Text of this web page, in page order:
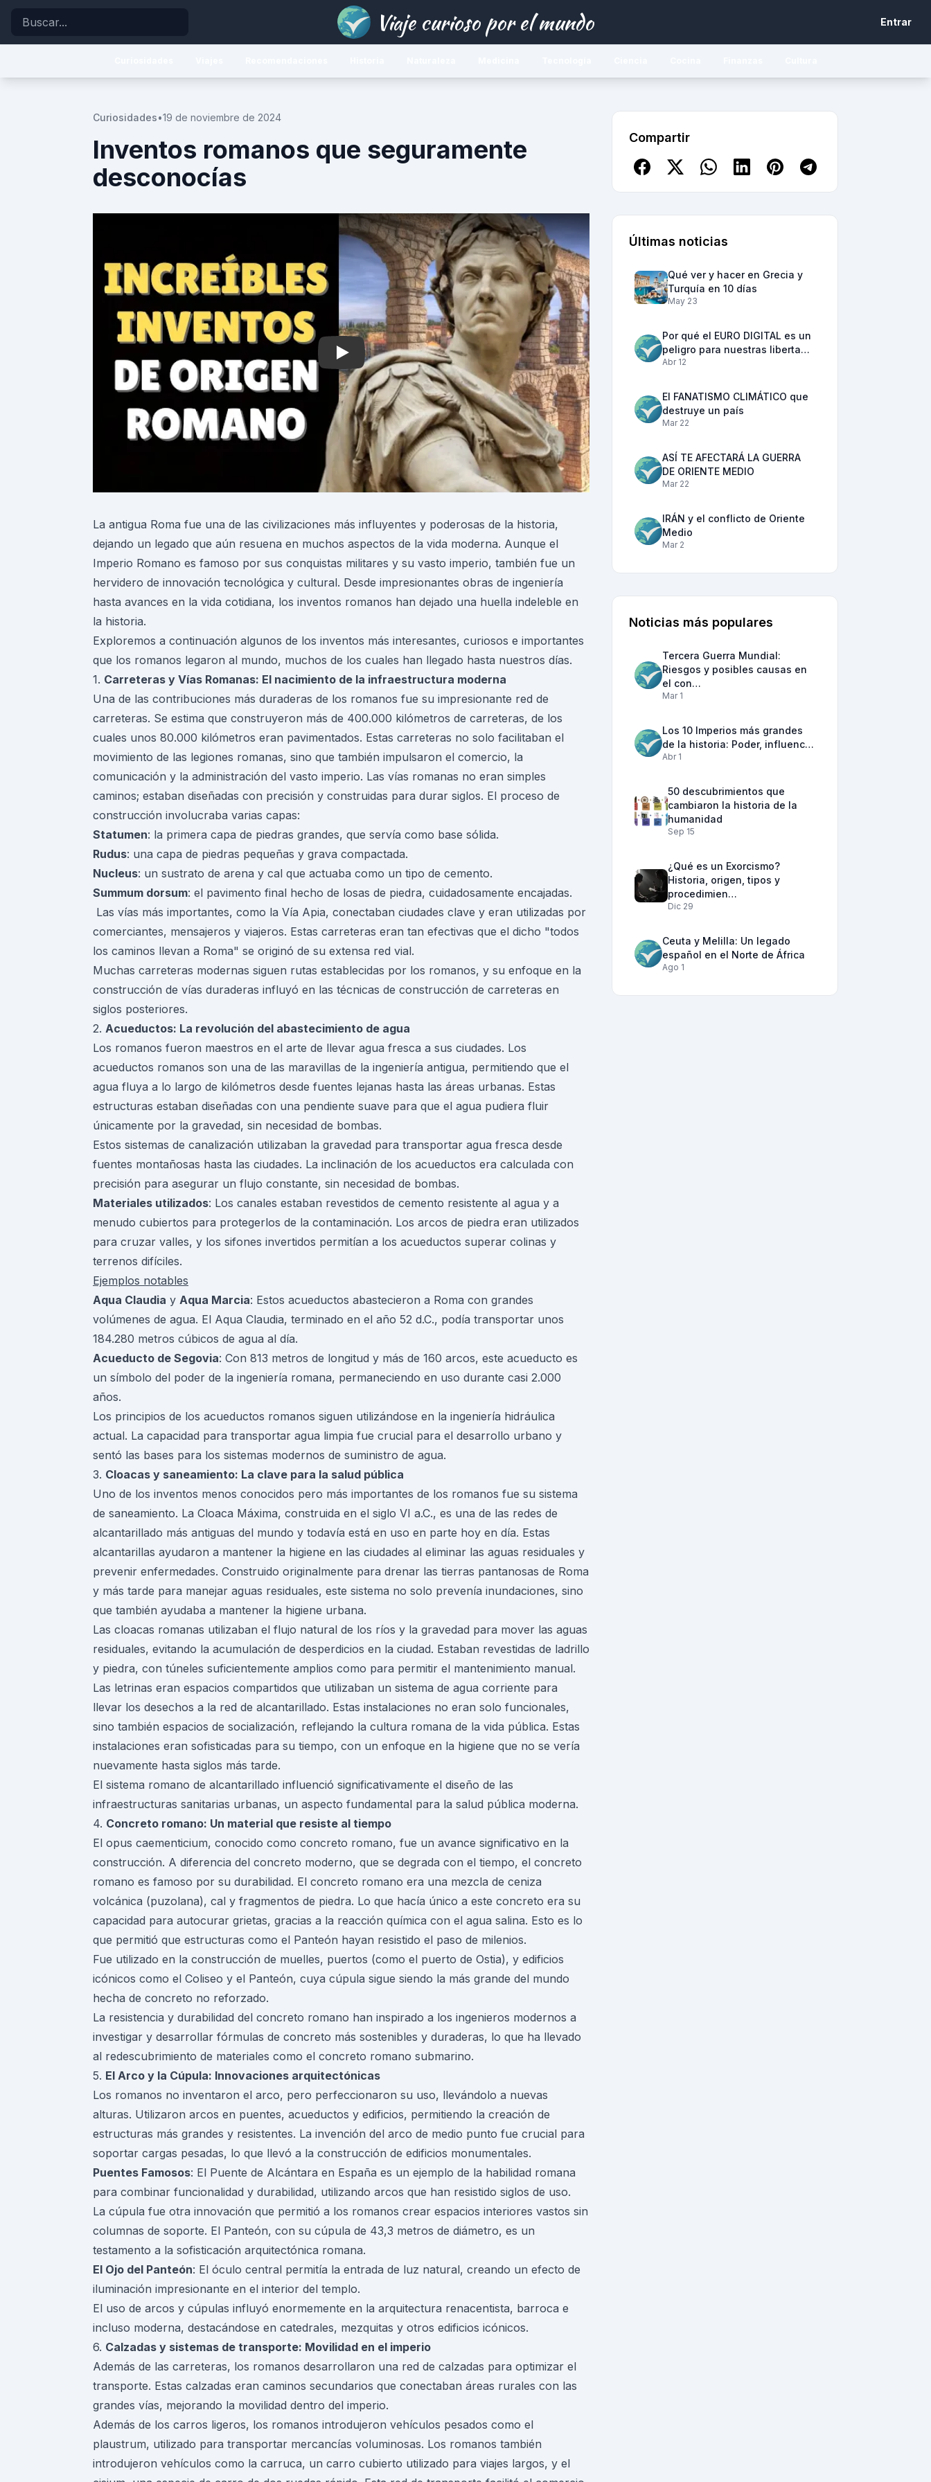
Buscar Viaje curioso por el mundo Entrar
Curiosidades•19 de noviembre de 2024
Inventos romanos que seguramente
desconocías
Play
La antigua Roma fue una de las civilizaciones más influyentes y poderosas de la historia,
dejando un legado que aún resuena en muchos aspectos de la vida moderna. Aunque el
Imperio Romano es famoso por sus conquistas militares y su vasto imperio, también fue un
hervidero de innovación tecnológica y cultural. Desde impresionantes obras de ingeniería
hasta avances en la vida cotidiana, los inventos romanos han dejado una huella indeleble en
la historia.
Exploremos a continuación algunos de los inventos más interesantes, curiosos e importantes
que los romanos legaron al mundo, muchos de los cuales han llegado hasta nuestros días.
1. Carreteras y Vías Romanas: El nacimiento de la infraestructura moderna
Una de las contribuciones más duraderas de los romanos fue su impresionante red de
carreteras. Se estima que construyeron más de 400.000 kilómetros de carreteras, de los
cuales unos 80.000 kilómetros eran pavimentados. Estas carreteras no solo facilitaban el
movimiento de las legiones romanas, sino que también impulsaron el comercio, la
comunicación y la administración del vasto imperio. Las vías romanas no eran simples
caminos; estaban diseñadas con precisión y construidas para durar siglos. El proceso de
construcción involucraba varias capas:
Statumen: la primera capa de piedras grandes, que servía como base sólida.
Rudus: una capa de piedras pequeñas y grava compactada.
Nucleus: un sustrato de arena y cal que actuaba como un tipo de cemento.
Summum dorsum: el pavimento final hecho de losas de piedra, cuidadosamente encajadas.
Las vías más importantes, como la Vía Apia, conectaban ciudades clave y eran utilizadas por
comerciantes, mensajeros y viajeros. Estas carreteras eran tan efectivas que el dicho "todos
los caminos llevan a Roma" se originó de su extensa red vial.
Muchas carreteras modernas siguen rutas establecidas por los romanos, y su enfoque en la
construcción de vías duraderas influyó en las técnicas de construcción de carreteras en
siglos posteriores.
2. Acueductos: La revolución del abastecimiento de agua
Los romanos fueron maestros en el arte de llevar agua fresca a sus ciudades. Los
acueductos romanos son una de las maravillas de la ingeniería antigua, permitiendo que el
agua fluya a lo largo de kilómetros desde fuentes lejanas hasta las áreas urbanas. Estas
estructuras estaban diseñadas con una pendiente suave para que el agua pudiera fluir
únicamente por la gravedad, sin necesidad de bombas.
Estos sistemas de canalización utilizaban la gravedad para transportar agua fresca desde
fuentes montañosas hasta las ciudades. La inclinación de los acueductos era calculada con
precisión para asegurar un flujo constante, sin necesidad de bombas.
Materiales utilizados: Los canales estaban revestidos de cemento resistente al agua y a
menudo cubiertos para protegerlos de la contaminación. Los arcos de piedra eran utilizados
para cruzar valles, y los sifones invertidos permitían a los acueductos superar colinas y
terrenos difíciles.
Ejemplos notables
Aqua Claudia y Aqua Marcia: Estos acueductos abastecieron a Roma con grandes
volúmenes de agua. El Aqua Claudia, terminado en el año 52 d.C., podía transportar unos
184.280 metros cúbicos de agua al día.
Acueducto de Segovia: Con 813 metros de longitud y más de 160 arcos, este acueducto es
un símbolo del poder de la ingeniería romana, permaneciendo en uso durante casi 2.000
años.
Los principios de los acueductos romanos siguen utilizándose en la ingeniería hidráulica
actual. La capacidad para transportar agua limpia fue crucial para el desarrollo urbano y
sentó las bases para los sistemas modernos de suministro de agua.
3. Cloacas y saneamiento: La clave para la salud pública
Uno de los inventos menos conocidos pero más importantes de los romanos fue su sistema
de saneamiento. La Cloaca Máxima, construida en el siglo VI a.C., es una de las redes de
alcantarillado más antiguas del mundo y todavía está en uso en parte hoy en día. Estas
alcantarillas ayudaron a mantener la higiene en las ciudades al eliminar las aguas residuales y
prevenir enfermedades. Construido originalmente para drenar las tierras pantanosas de Roma
y más tarde para manejar aguas residuales, este sistema no solo prevenía inundaciones, sino
que también ayudaba a mantener la higiene urbana.
Las cloacas romanas utilizaban el flujo natural de los ríos y la gravedad para mover las aguas
residuales, evitando la acumulación de desperdicios en la ciudad. Estaban revestidas de ladrillo
y piedra, con túneles suficientemente amplios como para permitir el mantenimiento manual.
Las letrinas eran espacios compartidos que utilizaban un sistema de agua corriente para
llevar los desechos a la red de alcantarillado. Estas instalaciones no eran solo funcionales,
sino también espacios de socialización, reflejando la cultura romana de la vida pública. Estas
instalaciones eran sofisticadas para su tiempo, con un enfoque en la higiene que no se vería
nuevamente hasta siglos más tarde.
El sistema romano de alcantarillado influenció significativamente el diseño de las
infraestructuras sanitarias urbanas, un aspecto fundamental para la salud pública moderna.
4. Concreto romano: Un material que resiste al tiempo
El opus caementicium, conocido como concreto romano, fue un avance significativo en la
construcción. A diferencia del concreto moderno, que se degrada con el tiempo, el concreto
romano es famoso por su durabilidad. El concreto romano era una mezcla de ceniza
volcánica (puzolana), cal y fragmentos de piedra. Lo que hacía único a este concreto era su
capacidad para autocurar grietas, gracias a la reacción química con el agua salina. Esto es lo
que permitió que estructuras como el Panteón hayan resistido el paso de milenios.
Fue utilizado en la construcción de muelles, puertos (como el puerto de Ostia), y edificios
icónicos como el Coliseo y el Panteón, cuya cúpula sigue siendo la más grande del mundo
hecha de concreto no reforzado.
La resistencia y durabilidad del concreto romano han inspirado a los ingenieros modernos a
investigar y desarrollar fórmulas de concreto más sostenibles y duraderas, lo que ha llevado
al redescubrimiento de materiales como el concreto romano submarino.
5. El Arco y la Cúpula: Innovaciones arquitectónicas
Los romanos no inventaron el arco, pero perfeccionaron su uso, llevándolo a nuevas
alturas. Utilizaron arcos en puentes, acueductos y edificios, permitiendo la creación de
estructuras más grandes y resistentes. La invención del arco de medio punto fue crucial para
soportar cargas pesadas, lo que llevó a la construcción de edificios monumentales.
Puentes Famosos: El Puente de Alcántara en España es un ejemplo de la habilidad romana
para combinar funcionalidad y durabilidad, utilizando arcos que han resistido siglos de uso.
La cúpula fue otra innovación que permitió a los romanos crear espacios interiores vastos sin
columnas de soporte. El Panteón, con su cúpula de 43,3 metros de diámetro, es un
testamento a la sofisticación arquitectónica romana.
El Ojo del Panteón: El óculo central permitía la entrada de luz natural, creando un efecto de
iluminación impresionante en el interior del templo.
El uso de arcos y cúpulas influyó enormemente en la arquitectura renacentista, barroca e
incluso moderna, destacándose en catedrales, mezquitas y otros edificios icónicos.
6. Calzadas y sistemas de transporte: Movilidad en el imperio
Además de las carreteras, los romanos desarrollaron una red de calzadas para optimizar el
transporte. Estas calzadas eran caminos secundarios que conectaban áreas rurales con las
grandes vías, mejorando la movilidad dentro del imperio.
Además de los carros ligeros, los romanos introdujeron vehículos pesados como el
plaustrum, utilizado para transportar mercancías voluminosas. Los romanos también
introdujeron vehículos como la carruca, un carro cubierto utilizado para viajes largos, y el
Compartir
Últimas noticias
Qué ver y hacer en Grecia y
Turquía en 10 días
May 23
Por qué el EURO DIGITAL es un
peligro para nuestras liberta…
Abr 12
El FANATISMO CLIMÁTICO que
destruye un país
Mar 22
ASÍ TE AFECTARÁ LA GUERRA
DE ORIENTE MEDIO
Mar 22
IRÁN y el conflicto de Oriente
Medio
Mar 2
Noticias más populares
Tercera Guerra Mundial:
Riesgos y posibles causas en
el con…
Mar 1
Los 10 Imperios más grandes
de la historia: Poder, influenc…
Abr 1
50 descubrimientos que
cambiaron la historia de la
humanidad
Sep 15
¿Qué es un Exorcismo?
Historia, origen, tipos y
procedimien…
Dic 29
Ceuta y Melilla: Un legado
español en el Norte de África
Ago 1